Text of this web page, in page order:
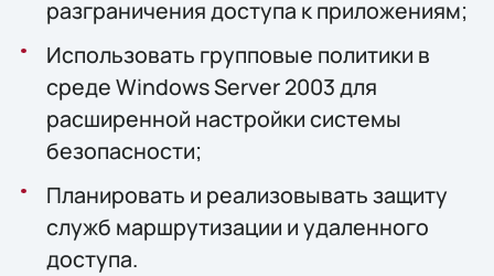
разграничения доступа к приложениям;
Использовать групповые политики в
среде Windows Server 2003 для
расширенной настройки системы
безопасности;
Планировать и реализовывать защиту
служб маршрутизации и удаленного
доступа.